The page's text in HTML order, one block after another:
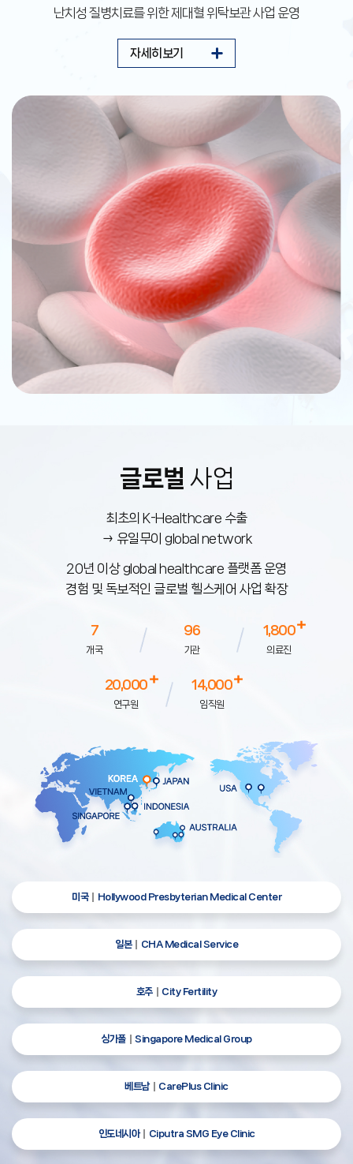
난치성 질병치료를 위한 제대혈 위탁보관 사업 운영
자세히보기
글로벌 사업
최초의 K-Healthcare 수출
→ 유일무이 global network
20년 이상 global healthcare 플랫폼 운영
경험 및 독보적인 글로벌 헬스케어 사업 확장
7
개국
96
기관
1,800
의료진
20,000
연구원
14,000
임직원
미국 Hollywood Presbyterian Medical Center
일본 CHA Medical Service
호주 City Fertility
싱가폴 Singapore Medical Group
베트남 CarePlus Clinic
인도네시아 Ciputra SMG Eye Clinic